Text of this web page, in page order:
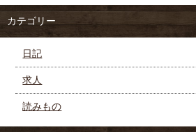
カテゴリー
日記
求人
読みもの